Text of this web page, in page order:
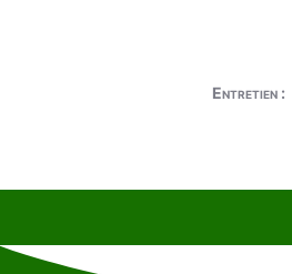
Entretien :